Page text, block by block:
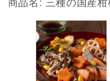
商品名: 三種の国産